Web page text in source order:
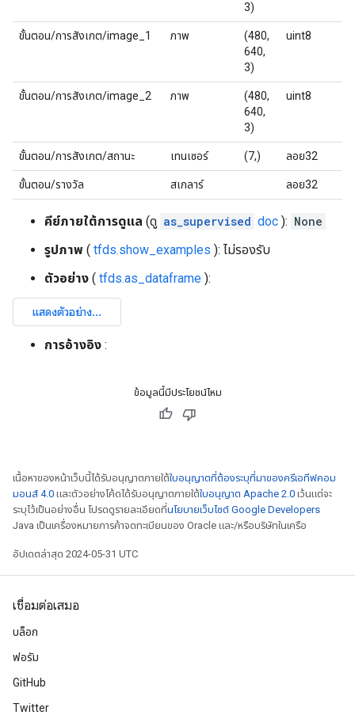
3)
ขั้นตอน/การสังเกต/image_1 ภาพ
(480,
640,
3)
uint8
ขั้นตอน/การสังเกต/image_2 ภาพ
(480,
640,
3)
uint8
ขั้นตอน/การสังเกต/สถานะ เทนเซอร์ (7,) ลอย32
ขั้นตอน/รางวัล สเกลาร์ ลอย32
คีย์ภายใต้การดูแล (ดู as_supervised doc ): None
รูปภาพ ( tfds.show_examples ): ไม่รองรับ
ตัวอย่าง ( tfds.as_dataframe ):
การอ้างอิง :
ข้อมูลนี้มีประโยชน์ไหม
เนื้อหาของหน้าเว็บนี้ได้รับอนุญาตภายใต้ใบอนุญาตที่ต้องระบุที่มาของครีเอทีฟคอม
มอนส์ 4.0 และตัวอย่างโค้ดได้รับอนุญาตภายใต้ใบอนุญาต Apache 2.0 เว้นแต่จะ
ระบุไว้เป็นอย่างอื่น โปรดดูรายละเอียดที่นโยบายเว็บไซต์ Google Developers
Java เป็นเครื่องหมายการค้าจดทะเบียนของ Oracle และ/หรือบริษัทในเครือ
อัปเดตล่าสุด 2024-05-31 UTC
เชื่อมต่อเสมอ
บล็อก
ฟอรัม
GitHub
Twitter